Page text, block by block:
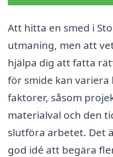
Att hitta en smed i
utmaning, men att
hjälpa dig att fatta
för smide kan
faktorer, såsom
materialval och den
slutföra arbetet. Det
god idé att begära